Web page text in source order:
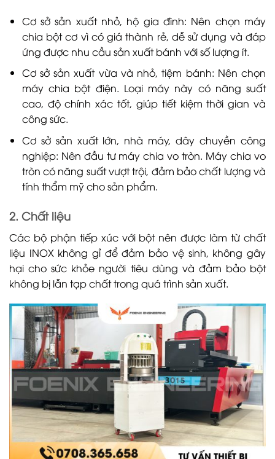
Cơ sở sản xuất nhỏ, hộ gia đình: Nên chọn máy
chia bột cơ vì có giá thành rẻ, dễ sử dụng và đáp
ứng được nhu cầu sản xuất bánh với số lượng ít.
Cơ sở sản xuất vừa và nhỏ, tiệm bánh: Nên chọn
máy chia bột điện. Loại máy này có năng suất
cao, độ chính xác tốt, giúp tiết kiệm thời gian và
công sức.
Cơ sở sản xuất lớn, nhà máy, dây chuyền công
nghiệp: Nên đầu tư máy chia vo tròn. Máy chia vo
tròn có năng suất vượt trội, đảm bảo chất lượng và
tính thẩm mỹ cho sản phẩm.
2. Chất liệu
Các bộ phận tiếp xúc với bột nên được làm từ chất
liệu INOX không gỉ để đảm bảo vệ sinh, không gây
hại cho sức khỏe người tiêu dùng và đảm bảo bột
không bị lẫn tạp chất trong quá trình sản xuất.